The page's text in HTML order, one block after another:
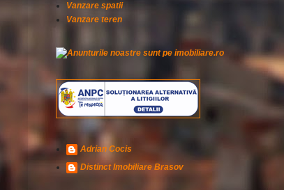
Vanzare spatii
Vanzare teren
Adrian Cocis
Distinct Imobiliare Brasov